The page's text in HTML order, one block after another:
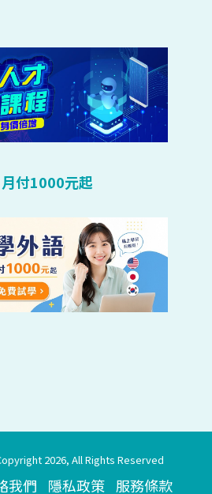
付1000元起
2026, All Rights Reserved
我們 隱私政策 服務條款